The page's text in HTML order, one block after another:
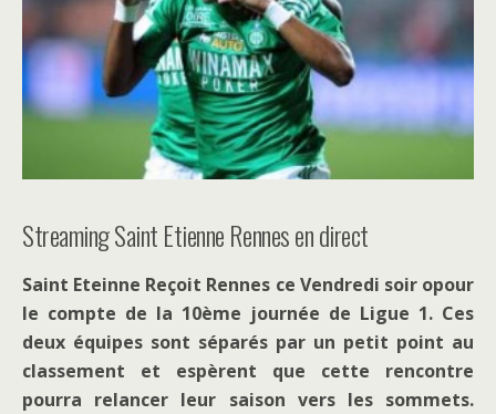
Streaming Saint Etienne Rennes en direct
Saint Eteinne Reçoit Rennes ce Vendredi soir opour
le compte de la 10ème journée de Ligue 1. Ces
deux équipes sont séparés par un petit point au
classement et espèrent que cette rencontre
pourra relancer leur saison vers les sommets.